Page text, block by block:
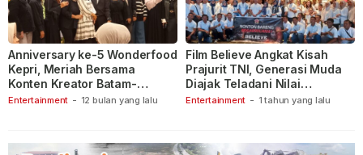
Entertainment - 12 bulan yang lalu
Anniversary ke-5 Wonderfood
Kepri, Meriah Bersama
Konten Kreator Batam-
Tanjungpinang
Entertainment - 1 tahun yang lalu
Film Believe Angkat Kisah
Prajurit TNI, Generasi Muda
Diajak Teladani Nilai
Keberanian